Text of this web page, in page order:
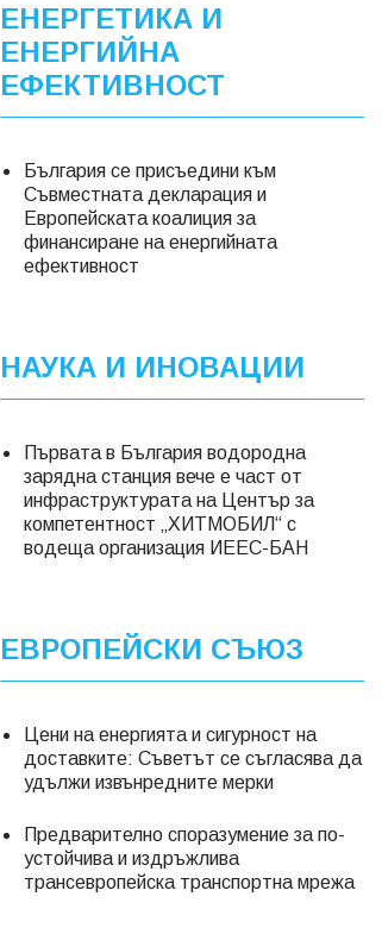
ЕНЕРГЕТИКА И
ЕНЕРГИЙНА
ЕФЕКТИВНОСТ
България се присъедини към
Съвместната декларация и
Европейската коалиция за
финансиране на енергийната
ефективност
НАУКА И ИНОВАЦИИ
Първата в България водородна
зарядна станция вече е част от
инфраструктурата на Център за
компетентност „ХИТМОБИЛ“ с
водеща организация ИЕЕС-БАН
ЕВРОПЕЙСКИ СЪЮЗ
Цени на енергията и сигурност на
доставките: Съветът се съгласява да
удължи извънредните мерки
Предварително споразумение за по-
устойчива и издръжлива
трансевропейска транспортна мрежа